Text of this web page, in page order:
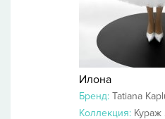
Илона
Бренд: Tatiana
Коллекция: